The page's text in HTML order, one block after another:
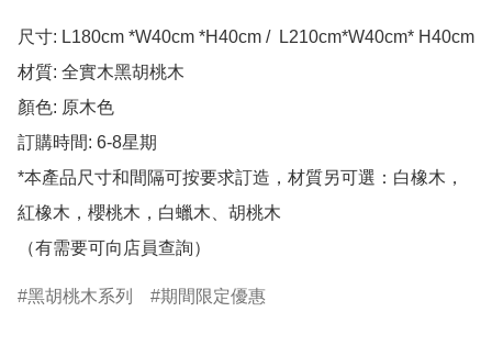
尺寸: L180cm *W40cm *H40cm /  L210cm*W40cm* H40cm
材質: 全實木黑胡桃木
顏色: 原木色
訂購時間: 6-8星期
*本產品尺寸和間隔可按要求訂造，材質另可選：白橡木，
紅橡木，櫻桃木，白蠟木、胡桃木
（有需要可向店員查詢）
黑胡桃木系列 期間限定優惠